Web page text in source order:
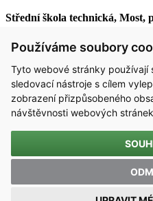
Používáme soubory
Tyto webové stránky používají
sledovací nástroje s cílem
zobrazení přizpůsobeného
návštěvnosti webových
Střední škola technická, Most,
Dělnická 21, Velebudice, 434 01
IČO 00125423 / DIČ
email:sstmost@sstmost.cz
Copyright 2025 © Střední škola